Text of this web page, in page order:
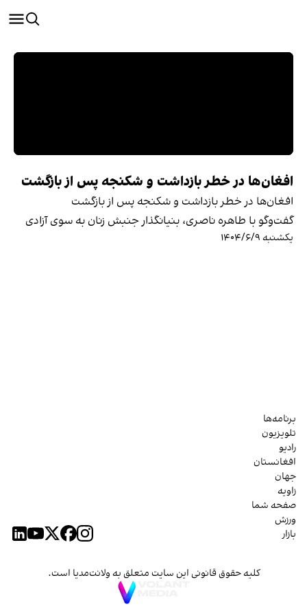
افغان‌ها در خطر بازداشت و شکنجه پس از بازگشت
افغان‌ها در خطر بازداشت و شکنجه پس از بازگشت
گفت‌وگو با طاهره ناصری، بنیانگذار جنبش زنان به سوی آزادی
یکشنبه ۱۴۰۴/۶/۹
برنامه‌ها
تلویزیون
رادیو
افغانستان
جهان
زاویه
صفحه شما
ورزش
بازار
کلیه حقوق قانونی این سایت متعلق به ولانت‌مدیا است.